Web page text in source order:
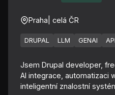
Praha | celá ČR
DRUPAL LLM GENAI API
Jsem Drupal developer,
AI integrace, automatizaci
inteligentní znalostní